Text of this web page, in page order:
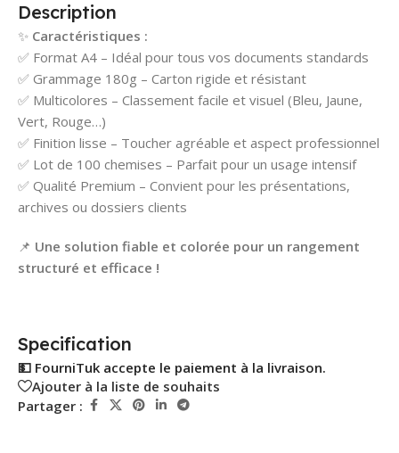
Description
✨ Caractéristiques :
✅ Format A4 – Idéal pour tous vos documents standards
✅ Grammage 180g – Carton rigide et résistant
✅ Multicolores – Classement facile et visuel (Bleu, Jaune,
Vert, Rouge…)
✅ Finition lisse – Toucher agréable et aspect professionnel
✅ Lot de 100 chemises – Parfait pour un usage intensif
✅ Qualité Premium – Convient pour les présentations,
archives ou dossiers clients
📌 Une solution fiable et colorée pour un rangement
structuré et efficace !
Specification
💵 FourniTuk accepte le paiement à la livraison.
Ajouter à la liste de souhaits
Partager :